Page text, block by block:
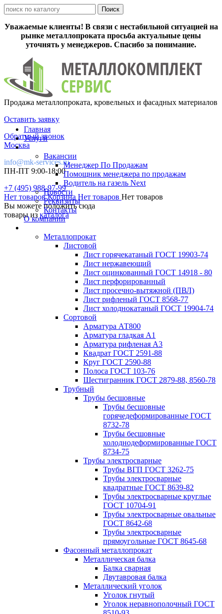
Уважаемые клиенты! В связи с нестабильной ситуацией на
рынке металлопроката просьба актуальные цены
уточнять у менеджеров. Спасибо за понимание.
Продажа металлопроката, кровельных и фасадных материалов
Оставить заявку
Обратный звонок
Москва
info@mk-services.ru
ПН-ПТ 9:00-18:00
+7 (495) 988-97-99
Нет товаровКорзина Нет товаров Нет товаров
Вы можете положить сюда
товары из каталога
Главная
Услуги
Вакансии
Менеджер По Продажам
Помощник менеджера по продажам
Водитель на газель Next
Новости
Реквизиты
Контакты
О компании
Металлопрокат
Листовой
Лист горячекатаный ГОСТ 19903-74
Лист нержавеющий
Лист оцинкованный ГОСТ 14918 - 80
Лист перфорированный
Лист просечно-вытяжной (ПВЛ)
Лист рифленый ГОСТ 8568-77
Лист холоднокатаный ГОСТ 19904-74
Сортовой
Арматура АТ800
Арматура гладкая А1
Арматура рифленая А3
Квадрат ГОСТ 2591-88
Круг ГОСТ 2590-88
Полоса ГОСТ 103-76
Шестигранник ГОСТ 2879-88, 8560-78
Трубный
Трубы бесшовные
Трубы бесшовные
горячедеформированные ГОСТ
8732-78
Трубы бесшовные
холоднодеформированные ГОСТ
8734-75
Трубы электросварные
Трубы ВГП ГОСТ 3262-75
Трубы электросварные
квадратные ГОСТ 8639-82
Трубы электросварные круглые
ГОСТ 10704-91
Трубы электросварные овальные
ГОСТ 8642-68
Трубы электросварные
прямоугольные ГОСТ 8645-68
Фасонный металлопрокат
Металлическая балка
Балка сварная
Двутавровая балка
Металлический уголок
Уголок гнутый
Уголок неравнополочный ГОСТ